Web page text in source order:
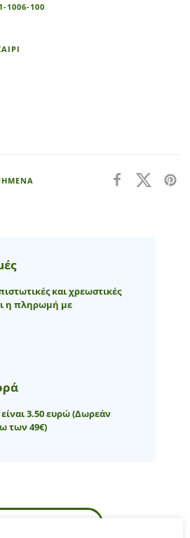
1006-100
και χρεωστικές
η πληρωμή με
3.50 ευρώ(Δωρεάν
των 49€)